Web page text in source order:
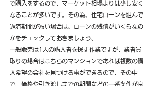
で購入をするので、マーケット相場よりは少し安く
なることが多いです。その為、住宅ローンを組んで
返済期間が短い場合は、ローンの残債がいくらなの
かをチェックしておきましょう。
一般販売は1人の購入者を探す作業ですが、業者買
取りの場合はこちらのマンションであれば複数の購
入希望の会社を見つける事ができるので、その中
で、価格や引き渡しまでの期間などの一番条件が良